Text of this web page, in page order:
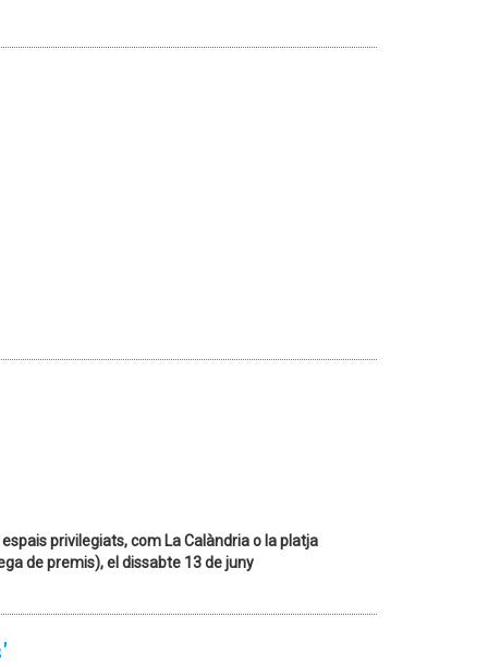
privilegiats, com La Calàndria o la platja
de premis), el dissabte 13 de juny